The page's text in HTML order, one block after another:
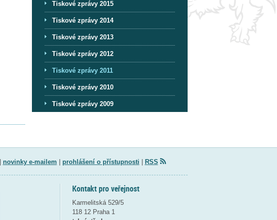
Tiskové zprávy 2015
Tiskové zprávy 2014
Tiskové zprávy 2013
Tiskové zprávy 2012
Tiskové zprávy 2011
Tiskové zprávy 2010
Tiskové zprávy 2009
novinky e-mailem prohlášení o přístupnosti RSS
Kontakt pro veřejnost
Karmelitská 529/5
118 12 Praha 1